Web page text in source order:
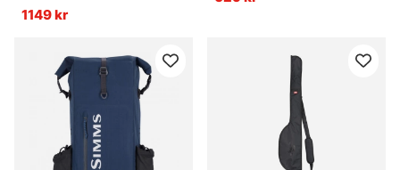
Tackle Box
1149 kr